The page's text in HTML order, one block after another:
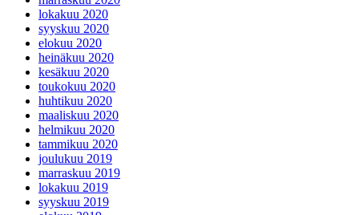
lokakuu 2020
syyskuu 2020
elokuu 2020
heinäkuu 2020
kesäkuu 2020
toukokuu 2020
huhtikuu 2020
maaliskuu 2020
helmikuu 2020
tammikuu 2020
joulukuu 2019
marraskuu 2019
lokakuu 2019
syyskuu 2019